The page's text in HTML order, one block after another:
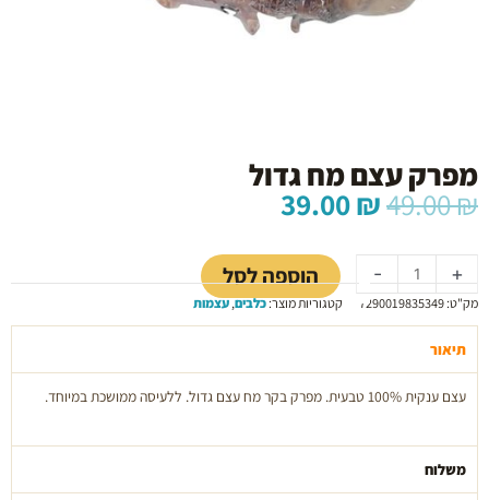
מפרק עצם מח גדול
49.00₪ המחיר
המקורי
היה:
49.00 ₪.
39.00₪ המחיר
הוא:
39.00 ₪. -
של
מפרק
עצם
מח
+ הוספה לסל
מק"ט:7290019835349 קטגוריות מוצר:כלבים,עצמות
תיאור
עצם ענקית 100% טבעית. מפרק בקר מח עצם גדול. ללעיסה ממושכת במיוחד.
משלוח